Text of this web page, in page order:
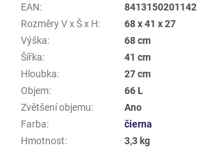
EAN:
8413150201142
Rozměry V x Š x H:
68 x 41 x 27
Výška:
68 cm
Šířka:
41 cm
Hloubka:
27 cm
Objem:
66 L
Zvětšení objemu:
Ano
Farba:
čierna
Hmotnost:
3,3 kg